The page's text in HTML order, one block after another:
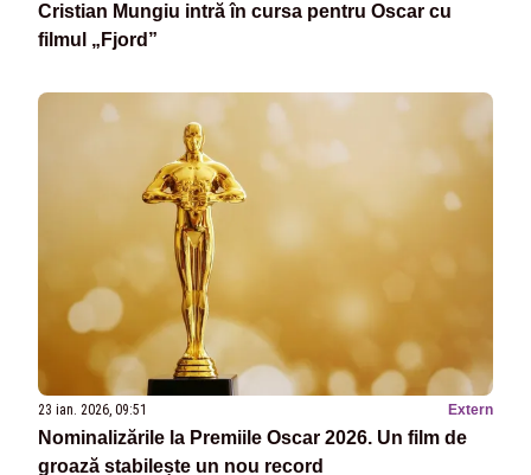
Cristian Mungiu intră în cursa pentru Oscar cu
filmul „Fjord”
23 ian. 2026, 09:51 Extern
Nominalizările la Premiile Oscar 2026. Un film de
groază stabilește un nou record